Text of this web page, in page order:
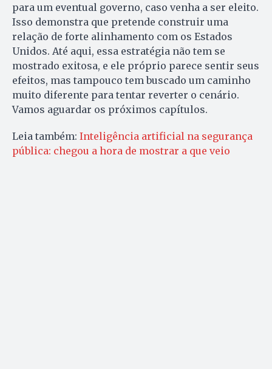
para um eventual governo, caso venha a ser eleito.
Isso demonstra que pretende construir uma
relação de forte alinhamento com os Estados
Unidos. Até aqui, essa estratégia não tem se
mostrado exitosa, e ele próprio parece sentir seus
efeitos, mas tampouco tem buscado um caminho
muito diferente para tentar reverter o cenário.
Vamos aguardar os próximos capítulos.
Leia também: Inteligência artificial na segurança
pública: chegou a hora de mostrar a que veio